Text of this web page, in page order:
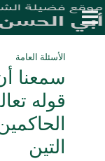
الأسئلة العامة
سمعنا
قوله
التين